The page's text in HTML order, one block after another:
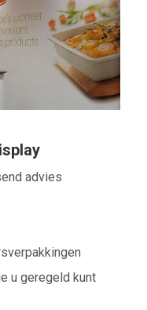
advies
u geregeld kunt